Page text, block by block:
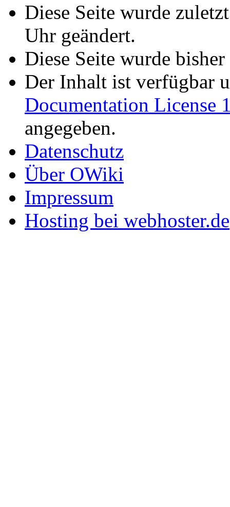
Diese Seite wurde
Uhr geändert.
Diese Seite wurde
Der Inhalt ist verfügbar
Documentation License
angegeben.
Datenschutz
Über OWiki
Impressum
Hosting bei webhoster.de